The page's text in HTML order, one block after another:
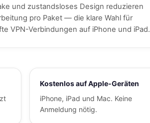
und zustandsloses Design reduzieren
pro Paket — die klare Wahl für
VPN-Verbindungen auf iPhone und iPad.
Kostenlos auf Apple-Geräten
iPhone, iPad und Mac. Keine
Anmeldung nötig.